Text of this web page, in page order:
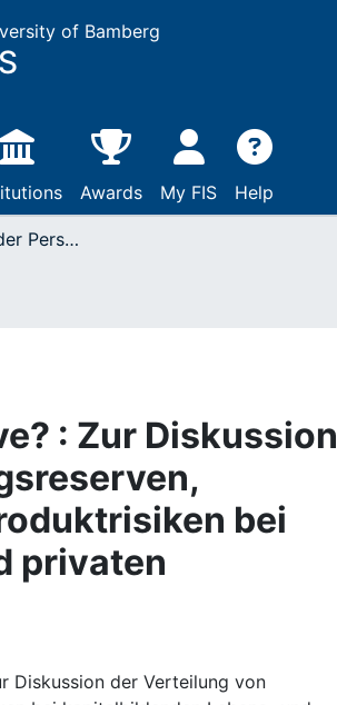
of Bamberg
Awards My FIS Help
Nur eine Frage der Perspektive? : Zur Diskussion der Verteilung von Bewertungsreserven, Überschüssen, Kosten und Produktrisiken bei kapitalbildenden Lebens- und privaten Rentenversicherungen
: Zur Diskussion
bei
privaten
Diskussion der Verteilung von